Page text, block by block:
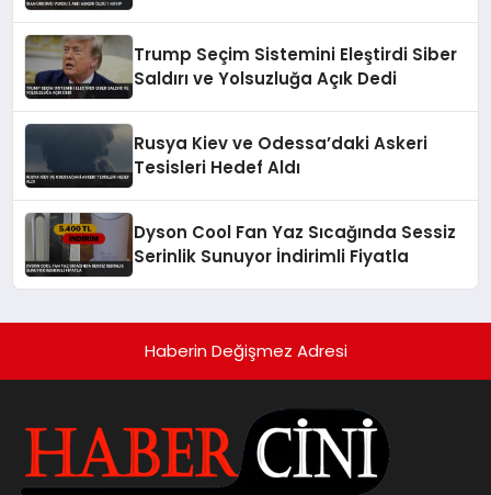
Trump Seçim Sistemini Eleştirdi Siber
Saldırı ve Yolsuzluğa Açık Dedi
Rusya Kiev ve Odessa’daki Askeri
Tesisleri Hedef Aldı
Dyson Cool Fan Yaz Sıcağında Sessiz
Serinlik Sunuyor İndirimli Fiyatla
Haberin Değişmez Adresi